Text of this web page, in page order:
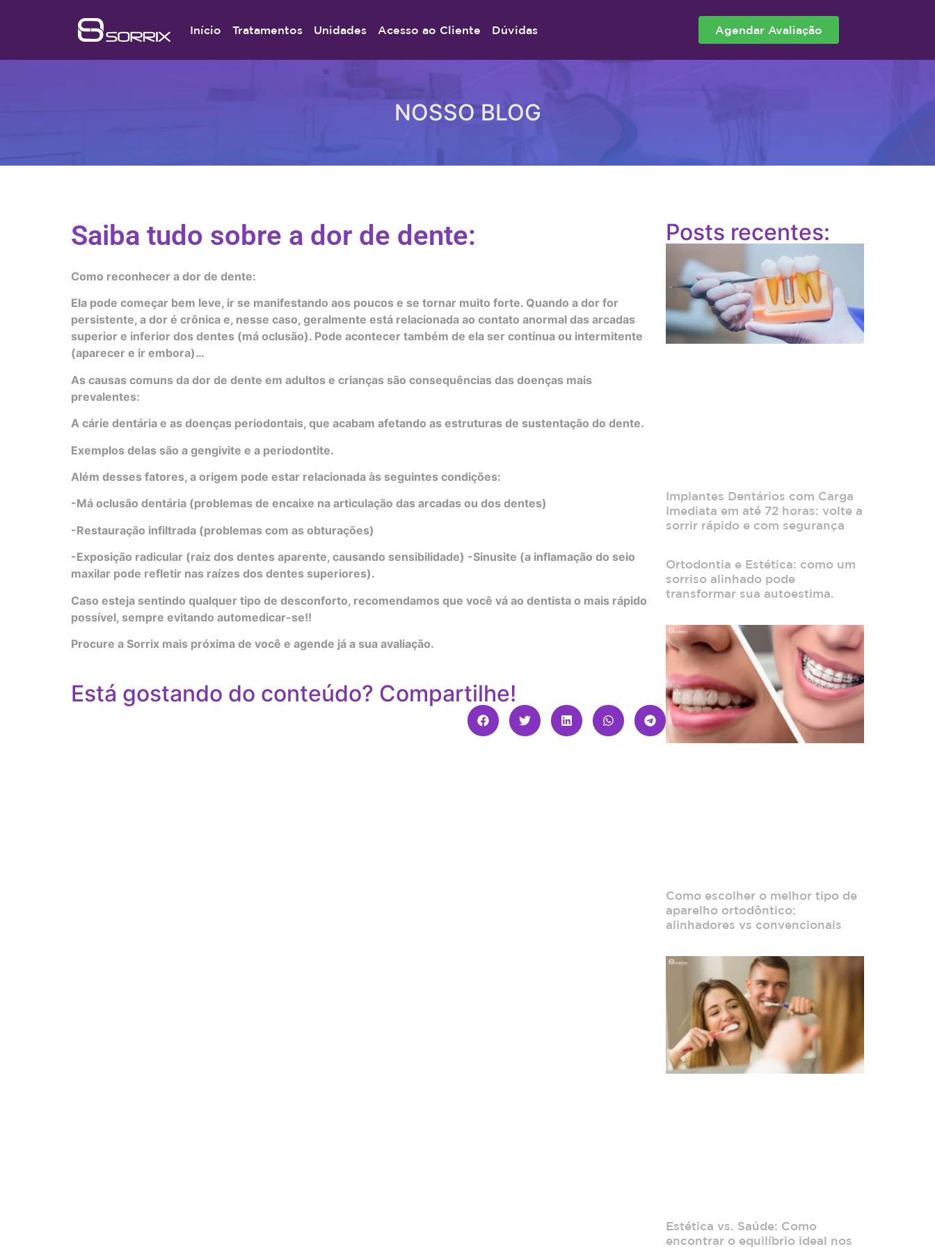
Início Tratamentos Unidades Acesso ao Cliente Dúvidas Agendar Avaliação
NOSSO BLOG
Saiba tudo sobre a dor de dente:
Como reconhecer a dor de dente:
Ela pode começar bem leve, ir se manifestando aos poucos e se tornar muito forte. Quando a dor for
persistente, a dor é crônica e, nesse caso, geralmente está relacionada ao contato anormal das arcadas
superior e inferior dos dentes (má oclusão). Pode acontecer também de ela ser contínua ou intermitente
(aparecer e ir embora)…
As causas comuns da dor de dente em adultos e crianças são consequências das doenças mais
prevalentes:
A cárie dentária e as doenças periodontais, que acabam afetando as estruturas de sustentação do dente.
Exemplos delas são a gengivite e a periodontite.
Além desses fatores, a origem pode estar relacionada às seguintes condições:
-Má oclusão dentária (problemas de encaixe na articulação das arcadas ou dos dentes)
-Restauração infiltrada (problemas com as obturações)
-Exposição radicular (raiz dos dentes aparente, causando sensibilidade) -Sinusite (a inflamação do seio
maxilar pode refletir nas raízes dos dentes superiores).
Caso esteja sentindo qualquer tipo de desconforto, recomendamos que você vá ao dentista o mais rápido
possível, sempre evitando automedicar-se!!
Procure a Sorrix mais próxima de você e agende já a sua avaliação.
Está gostando do conteúdo? Compartilhe!
Posts recentes:
Implantes Dentários com Carga
Imediata em até 72 horas: volte a
sorrir rápido e com segurança
Ortodontia e Estética: como um
sorriso alinhado pode
transformar sua autoestima.
Como escolher o melhor tipo de
aparelho ortodôntico:
alinhadores vs convencionais
Estética vs. Saúde: Como
encontrar o equilíbrio ideal nos